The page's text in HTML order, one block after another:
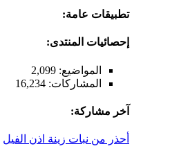
تطبيقات عامة:
إحصائيات المنتدى:
المواضيع: 2,099
المشاركات: 16,234
آخر مشاركة:
أحذر من نبات زينة اذن الفيل